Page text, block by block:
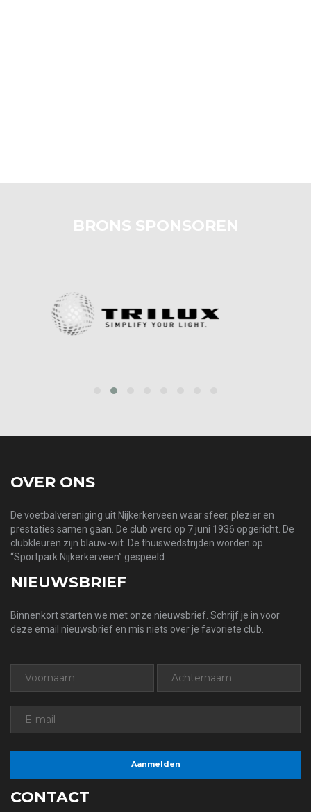
BRONS SPONSOREN
OVER ONS
De voetbalvereniging uit Nijkerkerveen waar sfeer, plezier en
prestaties samen gaan. De club werd op 7 juni 1936 opgericht. De
clubkleuren zijn blauw-wit. De thuiswedstrijden worden op
“Sportpark Nijkerkerveen” gespeeld.
NIEUWSBRIEF
Binnenkort starten we met onze nieuwsbrief. Schrijf je in voor
deze email nieuwsbrief en mis niets over je favoriete club.
CONTACT